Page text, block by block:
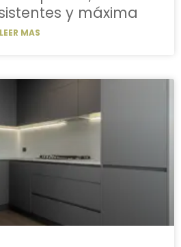
y máxima
LEER MAS